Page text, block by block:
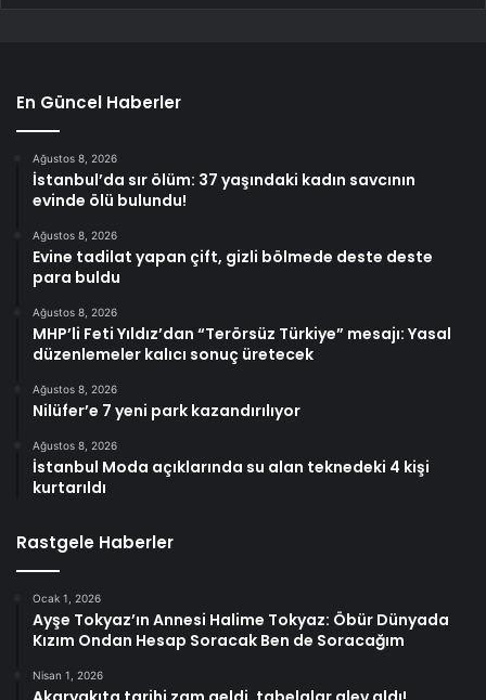
En Güncel Haberler
Ağustos 8, 2026
İstanbul’da sır ölüm: 37 yaşındaki kadın savcının
evinde ölü bulundu!
Ağustos 8, 2026
Evine tadilat yapan çift, gizli bölmede deste deste
para buldu
Ağustos 8, 2026
MHP’li Feti Yıldız’dan “Terörsüz Türkiye” mesajı: Yasal
düzenlemeler kalıcı sonuç üretecek
Ağustos 8, 2026
Nilüfer’e 7 yeni park kazandırılıyor
Ağustos 8, 2026
İstanbul Moda açıklarında su alan teknedeki 4 kişi
kurtarıldı
Rastgele Haberler
Ocak 1, 2026
Ayşe Tokyaz’ın Annesi Halime Tokyaz: Öbür Dünyada
Kızım Ondan Hesap Soracak Ben de Soracağım
Nisan 1, 2026